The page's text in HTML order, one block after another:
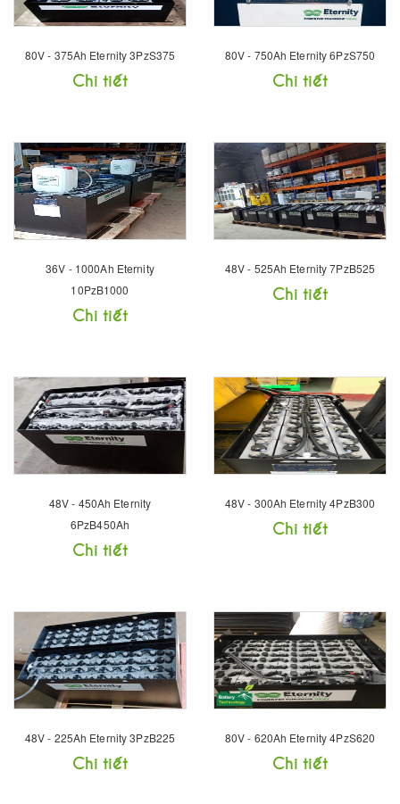
80V - 375Ah Eternity 3PzS375
Chi tiết
80V - 750Ah Eternity 6PzS750
Chi tiết
36V - 1000Ah Eternity
10PzB1000
Chi tiết
48V - 525Ah Eternity 7PzB525
Chi tiết
48V - 450Ah Eternity
6PzB450Ah
Chi tiết
48V - 300Ah Eternity 4PzB300
Chi tiết
48V - 225Ah Eternity 3PzB225
Chi tiết
80V - 620Ah Eternity 4PzS620
Chi tiết